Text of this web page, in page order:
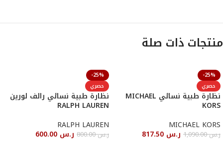
منتجات ذات صلة
-25%
حصري
نظارة طبية نسائي MICHAEL
KORS
MICHAEL KORS
ر.س1,090.00 ر.س
-25%
حصري
نظارة طبية نسائي رالف لورين
RALPH LAUREN
RALPH LAUREN
ر.س800.00 ر.س